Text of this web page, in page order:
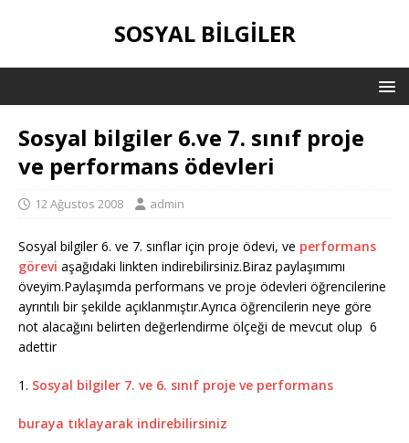
SOSYAL BILGILER
Sosyal bilgiler 6.ve 7. sınıf proje
ve performans ödevleri
12 Ağustos 2008 admin
Sosyal bilgiler 6. ve 7. sınflar için proje ödevi, ve performans
görevi aşağıdaki linkten indirebilirsiniz.Biraz paylaşımımı
öveyim.Paylaşımda performans ve proje ödevleri öğrencilerine
ayrıntılı bir şekilde açıklanmıştır.Ayrıca öğrencilerin neye göre
not alacağını belirten değerlendirme ölçeği de mevcut olup 6
adettir
1. Sosyal bilgiler 7. ve 6. sınıf proje ve performans
buraya tıklayarak indirebilirsiniz